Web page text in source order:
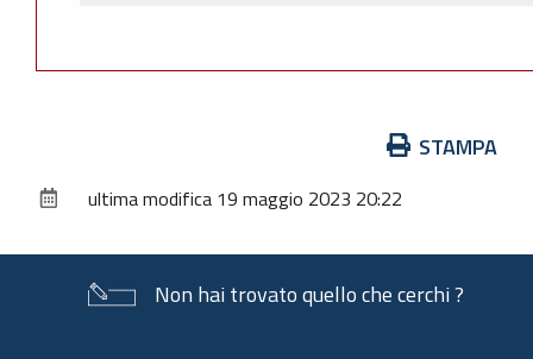
documento
STAMPA
ultima modifica 19 maggio 2023 20:22
Non hai trovato quello che cerchi ?